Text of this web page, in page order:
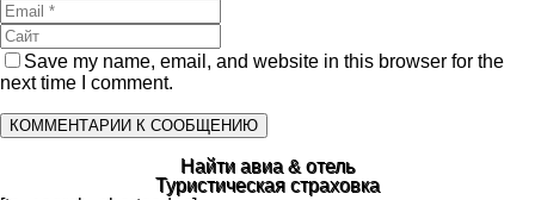
Save my name, email, and website in this browser for the
next time I comment.
Найти авиа & отель
Туристическая страховка